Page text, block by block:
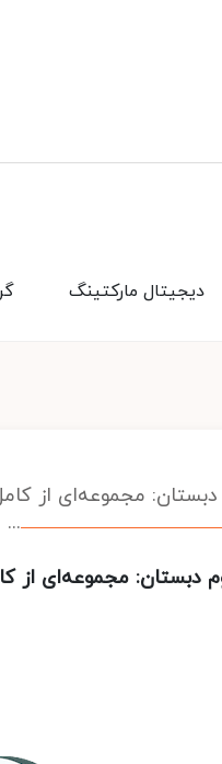
دیجیتال مارکتینگ
مجموعه‌ای از
...
دبستان: مجموعه‌ای از